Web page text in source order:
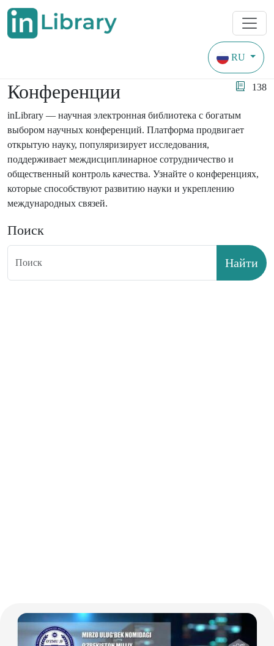
RU
138
Конференции
inLibrary — научная электронная библиотека с богатым
выбором научных конференций. Платформа продвигает
открытую науку, популяризирует исследования,
поддерживает междисциплинарное сотрудничество и
общественный контроль качества. Узнайте о конференциях,
которые способствуют развитию науки и укреплению
международных связей.
Поиск
Найти